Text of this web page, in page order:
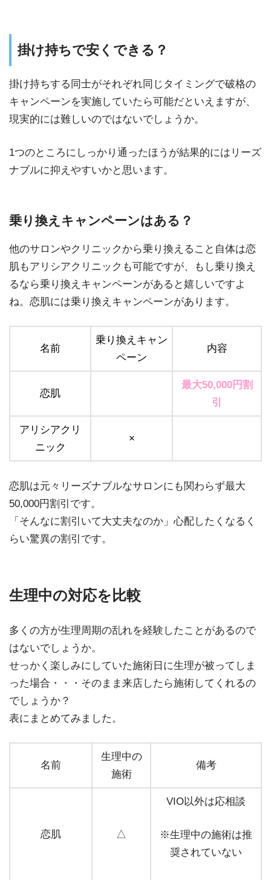
掛け持ちで安くできる？
掛け持ちする同士がそれぞれ同じタイミングで破格の
キャンペーンを実施していたら可能だといえますが、
現実的には難しいのではないでしょうか。
1つのところにしっかり通ったほうが結果的にはリーズ
ナブルに抑えやすいかと思います。
乗り換えキャンペーンはある？
他のサロンやクリニックから乗り換えること自体は恋
肌もアリシアクリニックも可能ですが、もし乗り換え
るなら乗り換えキャンペーンがあると嬉しいですよ
ね。恋肌には乗り換えキャンペーンがあります。
名前
乗り換えキャン
ペーン
内容
恋肌
最大50,000円割
引
アリシアクリ
ニック
×
恋肌は元々リーズナブルなサロンにも関わらず最大
50,000円割引です。
「そんなに割引いて大丈夫なのか」心配したくなるく
らい驚異の割引です。
生理中の対応を比較
多くの方が生理周期の乱れを経験したことがあるので
はないでしょうか。
せっかく楽しみにしていた施術日に生理が被ってしま
った場合・・・そのまま来店したら施術してくれるの
でしょうか？
表にまとめてみました。
名前
生理中の
施術
備考
恋肌 △
VIO以外は応相談
※生理中の施術は推
奨されていない